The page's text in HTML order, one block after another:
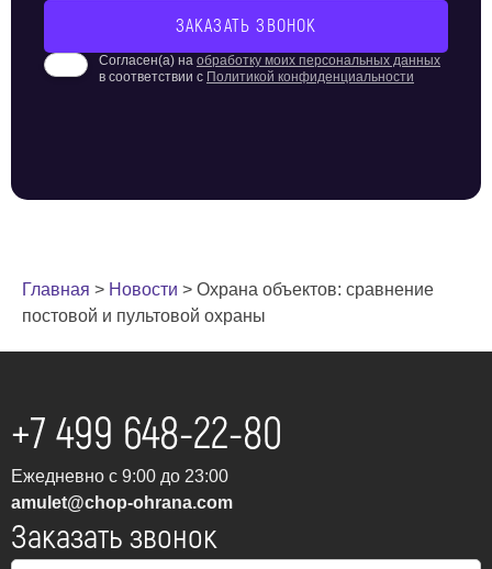
Согласен(а) на обработку моих персональных данных
в соответствии с Политикой конфиденциальности
Главная > Новости > Охрана объектов: сравнение
постовой и пультовой охраны
+7 499 648-22-80
Ежедневно с 9:00 до 23:00
amulet@chop-ohrana.com
Заказать звонок